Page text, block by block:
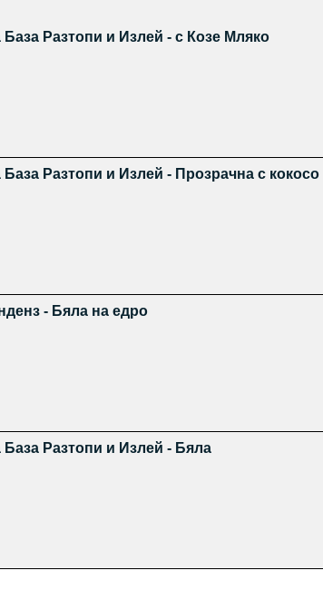
Разтопи и Излей - с Козе Мляко
Разтопи и Излей - Прозрачна с кокосо
- Бяла на едро
Разтопи и Излей - Бяла